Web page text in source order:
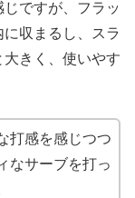
ですが、フラッ
収まるし、スラ
きく、使いやす
打感を感じつつ
なサーブを打っ